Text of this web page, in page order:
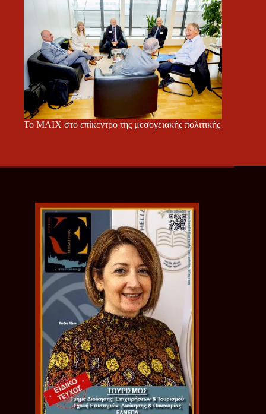
Το ΜΑΙΧ στο επίκεντρο της μεσογειακής πολιτικής